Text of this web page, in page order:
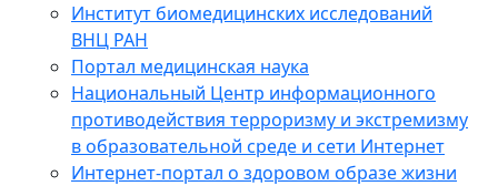
Институт биомедицинских исследований
ВНЦ РАН
Портал медицинская наука
Национальный Центр информационного
противодействия терроризму и экстремизму
в образовательной среде и сети Интернет
Интернет-портал о здоровом образе жизни